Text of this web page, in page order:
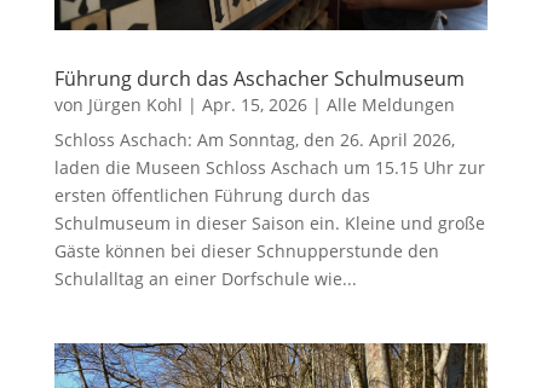
Führung durch das Aschacher Schulmuseum
von Jürgen Kohl | Apr. 15, 2026| Alle Meldungen
Schloss Aschach: Am Sonntag, den 26. April 2026,
laden die Museen Schloss Aschach um 15.15 Uhr zur
ersten öffentlichen Führung durch das
Schulmuseum in dieser Saison ein. Kleine und große
Gäste können bei dieser Schnupperstunde den
Schulalltag an einer Dorfschule wie...